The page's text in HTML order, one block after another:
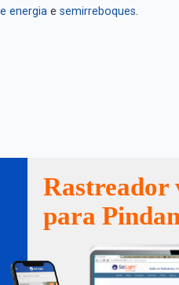
energia e semirreboques.
Rastreador
para